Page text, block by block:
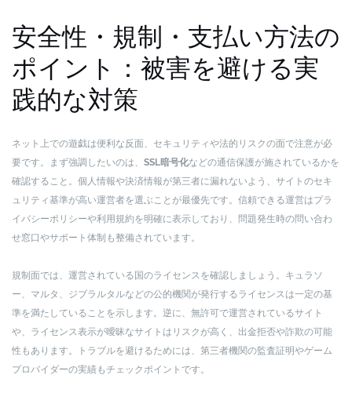
安全性・規制・支払い方法の
ポイント：被害を避ける実
践的な対策
ネット上での遊戯は便利な反面、セキュリティや法的リスクの面で注意が必
要です。まず強調したいのは、 SSL暗号化などの通信保護が施されているかを
確認すること。個人情報や決済情報が第三者に漏れないよう、サイトのセキ
ュリティ基準が高い運営者を選ぶことが最優先です。信頼できる運営はプラ
イバシーポリシーや利用規約を明確に表示しており、問題発生時の問い合わ
せ窓口やサポート体制も整備されています。
規制面では、運営されている国のライセンスを確認しましょう。キュラソ
ー、マルタ、ジブラルタルなどの公的機関が発行するライセンスは一定の基
準を満たしていることを示します。逆に、無許可で運営されているサイト
や、ライセンス表示が曖昧なサイトはリスクが高く、出金拒否や詐欺の可能
性もあります。トラブルを避けるためには、第三者機関の監査証明やゲーム
プロバイダーの実績もチェックポイントです。